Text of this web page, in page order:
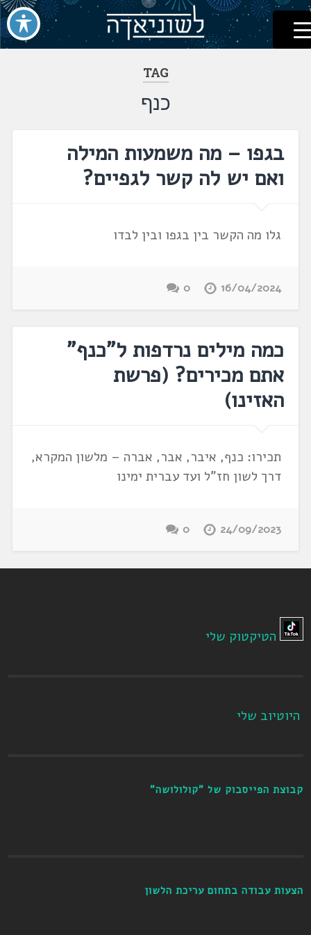
דלג
לתוכן
לשוניאדה
עברית. לשון. שפה
TAG
כנף
בגפו – מה משמעות המילה
ואם יש לה קשר לגפיים?
גלו מה הקשר בין בגפו ובין לבדו
16/04/2024
0
כמה מילים נרדפות ל"כנף"
אתם מכירים? (פרשת
האזינו)
תכירו: כנף, איבר, אבר, אברה – מלשון המקרא,
דרך לשון חז"ל ועד עברית ימינו
24/09/2023
0
הטיקטוק שלי
היוטיוב שלי
קבוצת הפייסבוק של "קולולושה"
הצעות עבודה בתחום עריכת הלשון